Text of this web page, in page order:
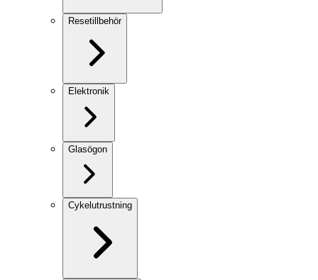
Resetillbehör
Elektronik
Glasögon
Cykelutrustning